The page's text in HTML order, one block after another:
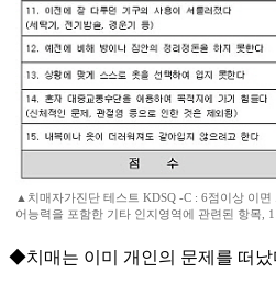
▲치매자가진단 테스트 KDSQ -C : 6점이상 이
어능력을 포함한 기타 인지영역에 관련된 항목,
◆치매는 이미 개인의 문제를 떠났